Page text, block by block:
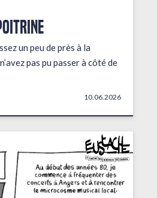
un peu de près à la
pas pu passer à côté de
10.06.2026